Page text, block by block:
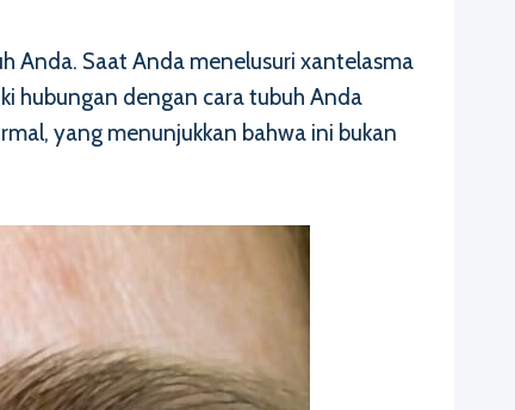
Anda. Saat Anda menelusuri xantelasma
hubungan dengan cara tubuh Anda
yang menunjukkan bahwa ini bukan